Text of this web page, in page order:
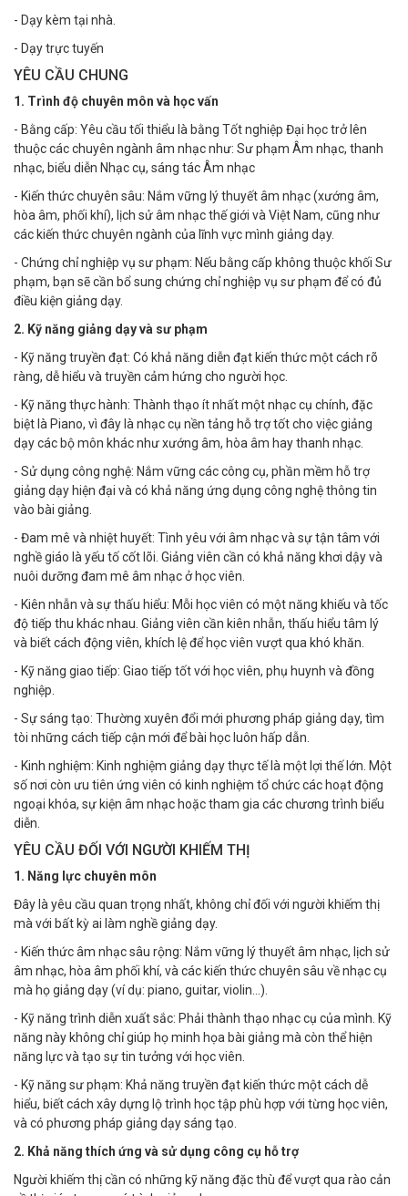
- Dạy kèm tại nhà.
- Dạy trực tuyến
YÊU CẦU CHUNG
1. Trình độ chuyên môn và học vấn
- Bằng cấp: Yêu cầu tối thiểu là bằng Tốt nghiệp Đại học trở lên
thuộc các chuyên ngành âm nhạc như: Sư phạm Âm nhạc, thanh
nhạc, biểu diễn Nhạc cụ, sáng tác Âm nhạc
- Kiến thức chuyên sâu: Nắm vững lý thuyết âm nhạc (xướng âm,
hòa âm, phối khí), lịch sử âm nhạc thế giới và Việt Nam, cũng như
các kiến thức chuyên ngành của lĩnh vực mình giảng dạy.
- Chứng chỉ nghiệp vụ sư phạm: Nếu bằng cấp không thuộc khối Sư
phạm, bạn sẽ cần bổ sung chứng chỉ nghiệp vụ sư phạm để có đủ
điều kiện giảng dạy.
2. Kỹ năng giảng dạy và sư phạm
- Kỹ năng truyền đạt: Có khả năng diễn đạt kiến thức một cách rõ
ràng, dễ hiểu và truyền cảm hứng cho người học.
- Kỹ năng thực hành: Thành thạo ít nhất một nhạc cụ chính, đặc
biệt là Piano, vì đây là nhạc cụ nền tảng hỗ trợ tốt cho việc giảng
dạy các bộ môn khác như xướng âm, hòa âm hay thanh nhạc.
- Sử dụng công nghệ: Nắm vững các công cụ, phần mềm hỗ trợ
giảng dạy hiện đại và có khả năng ứng dụng công nghệ thông tin
vào bài giảng.
- Đam mê và nhiệt huyết: Tình yêu với âm nhạc và sự tận tâm với
nghề giáo là yếu tố cốt lõi. Giảng viên cần có khả năng khơi dậy và
nuôi dưỡng đam mê âm nhạc ở học viên.
- Kiên nhẫn và sự thấu hiểu: Mỗi học viên có một năng khiếu và tốc
độ tiếp thu khác nhau. Giảng viên cần kiên nhẫn, thấu hiểu tâm lý
và biết cách động viên, khích lệ để học viên vượt qua khó khăn.
- Kỹ năng giao tiếp: Giao tiếp tốt với học viên, phụ huynh và đồng
nghiệp.
- Sự sáng tạo: Thường xuyên đổi mới phương pháp giảng dạy, tìm
tòi những cách tiếp cận mới để bài học luôn hấp dẫn.
- Kinh nghiệm: Kinh nghiệm giảng dạy thực tế là một lợi thế lớn. Một
số nơi còn ưu tiên ứng viên có kinh nghiệm tổ chức các hoạt động
ngoại khóa, sự kiện âm nhạc hoặc tham gia các chương trình biểu
diễn.
YÊU CẦU ĐỐI VỚI NGƯỜI KHIẾM THỊ
1. Năng lực chuyên môn
Đây là yêu cầu quan trọng nhất, không chỉ đối với người khiếm thị
mà với bất kỳ ai làm nghề giảng dạy.
- Kiến thức âm nhạc sâu rộng: Nắm vững lý thuyết âm nhạc, lịch sử
âm nhạc, hòa âm phối khí, và các kiến thức chuyên sâu về nhạc cụ
mà họ giảng dạy (ví dụ: piano, guitar, violin...).
- Kỹ năng trình diễn xuất sắc: Phải thành thạo nhạc cụ của mình. Kỹ
năng này không chỉ giúp họ minh họa bài giảng mà còn thể hiện
năng lực và tạo sự tin tưởng với học viên.
- Kỹ năng sư phạm: Khả năng truyền đạt kiến thức một cách dễ
hiểu, biết cách xây dựng lộ trình học tập phù hợp với từng học viên,
và có phương pháp giảng dạy sáng tạo.
2. Khả năng thích ứng và sử dụng công cụ hỗ trợ
Người khiếm thị cần có những kỹ năng đặc thù để vượt qua rào cản